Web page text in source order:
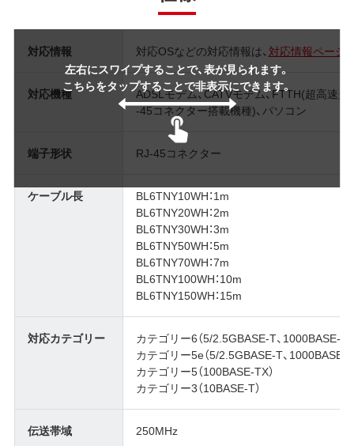
左右にスワイプすることで、表が見られます。
こちらをタップすることで非表示にできます。
対応情報 対応OSなどの対応情報は、 対応情報ページ
対応機種
ADSLモデム、CATVモデム、FTTH(超高速
-45コネクター搭載機種)、パソコン
端子形状 RJ-45コネクター
ケーブル長
BL6TNY10WH：1m
BL6TNY20WH：2m
BL6TNY30WH：3m
BL6TNY50WH：5m
BL6TNY70WH：7m
BL6TNY100WH：10m
BL6TNY150WH：15m
対応カテゴリー
カテゴリー6（5/2.5GBASE-T、1000BASE-T）
カテゴリー5e（5/2.5GBASE-T、1000BASE-T
カテゴリー5（100BASE-TX）
カテゴリー3（10BASE-T）
伝送帯域 250MHz